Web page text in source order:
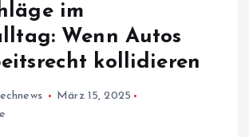
im
Wenn Autos
kollidieren
März 15, 2025